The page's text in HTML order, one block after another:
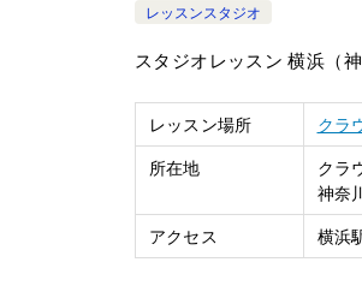
レッスンスタジオ
スタジオレッスン 横浜（
レッスン場所
クラ
所在地
クラ
神奈
アクセス
横浜